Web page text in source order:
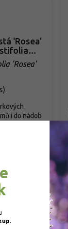
'Rosea'
'Rosea'
)
i do nádob
.